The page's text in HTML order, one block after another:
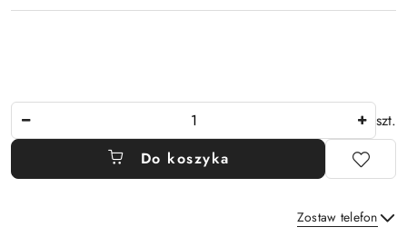
szt.
Do koszyka
Zostaw telefon